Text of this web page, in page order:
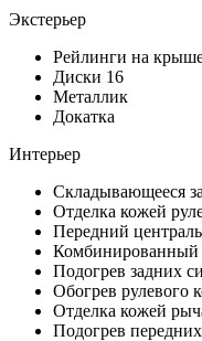
Экстерьер
Рейлинги на
Диски 16
Металлик
Докатка
Интерьер
Складывающееся
Отделка кожей
Передний
Комбинированный
Подогрев задних
Обогрев рулевого
Отделка кожей
Подогрев